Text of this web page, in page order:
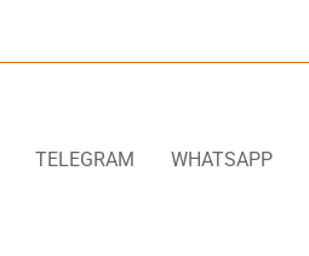
TELEGRAM WHATSAPP